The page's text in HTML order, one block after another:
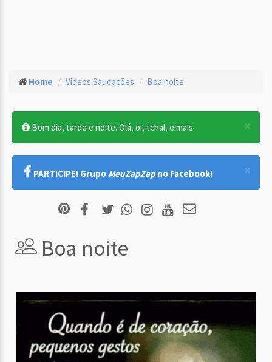
Home Vídeos Saudações Boa noite
×
Bom dia, tarde e noite. Olá, oi, tchal, e mais.
×
PARTICIPE! Grupo MeuZapZap no Facebook!
Boa noite